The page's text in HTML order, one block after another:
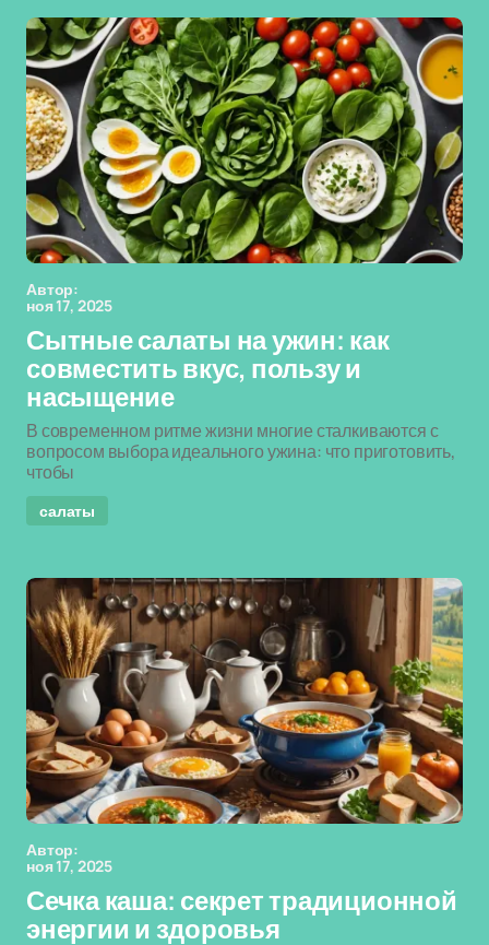
Автор:
ноя 17, 2025
Сытные салаты на ужин: как
совместить вкус, пользу и
насыщение
В современном ритме жизни многие сталкиваются с
вопросом выбора идеального ужина: что приготовить,
чтобы
салаты
Автор:
ноя 17, 2025
Сечка каша: секрет традиционной
энергии и здоровья